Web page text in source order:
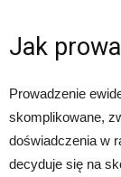
Jak
Prowadzenie
skomplikowane,
doświadczenia w
decyduje się na